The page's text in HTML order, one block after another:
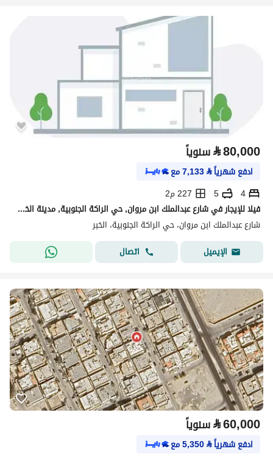
⃁80,000 سنوياً
ادفع شهرياً⃁
7,133مع
4
5
227 م2
فيلا للإيجار في شارع عبدالملك ابن مروان, حي الراكة الجنوبية, مدينة الخبر, المنطقة الشرقية
شارع عبدالملك ابن مروان، حي الراكة الجنوبية، الخبر
الإيميل
اتصال
⃁60,000 سنوياً
ادفع شهرياً⃁
5,350مع